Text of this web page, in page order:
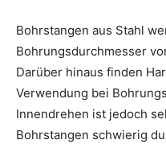
Bohrstangen aus Stahl
Bohrungsdurchmesser
Darüber hinaus finden
Verwendung bei
Innendrehen ist jedoch
Bohrstangen schwierig